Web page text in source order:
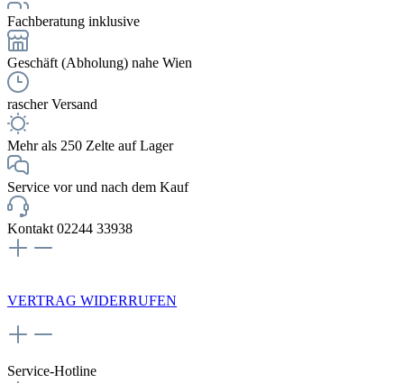
Fachberatung inklusive
Geschäft (Abholung) nahe Wien
rascher Versand
Mehr als 250 Zelte auf Lager
Service vor und nach dem Kauf
Kontakt 02244 33938
VERTRAG WIDERRUFEN
Service-Hotline